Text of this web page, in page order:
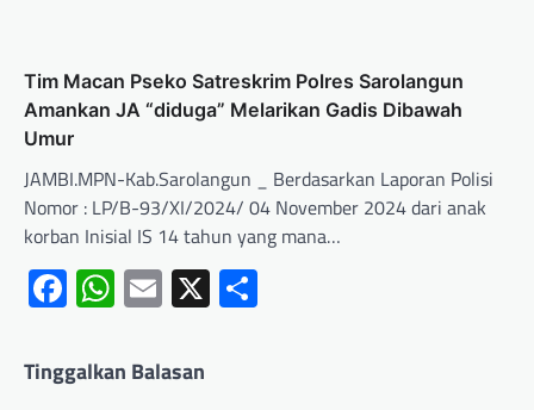
Tim Macan Pseko Satreskrim Polres Sarolangun
Amankan JA “diduga” Melarikan Gadis Dibawah
Umur
JAMBI.MPN-Kab.Sarolangun _ Berdasarkan Laporan Polisi
Nomor : LP/B-93/XI/2024/ 04 November 2024 dari anak
korban Inisial IS 14 tahun yang mana…
Facebook
WhatsApp
Email
X
Tinggalkan Balasan